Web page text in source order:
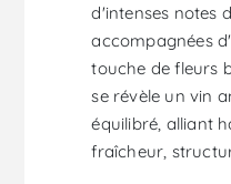
d'intenses notes
accompagnées
touche de fleurs
se révèle un vin
équilibré, alliant
fraîcheur,